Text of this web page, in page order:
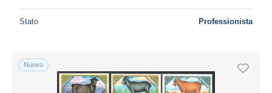
Stato Professionista
Nuovo